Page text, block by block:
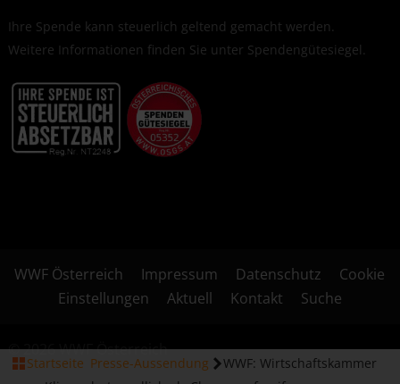
Ihre Spende kann steuerlich geltend gemacht werden.
Weitere Informationen finden Sie unter Spendengütesiegel
WWF Österreich Impressum Datenschutz
Cookie
Einstellungen
Aktuell Kontakt Suche
© 2026 WWF Österreich
Startseite Presse-Aussendung
WWF: Wirtschaftskammer